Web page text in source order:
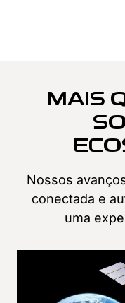
MAIS
Nossos
conectada e
uma